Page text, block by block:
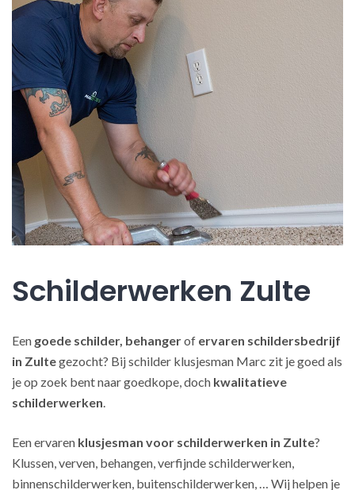
Schilderwerken Zulte
Een goede schilder, behangerof ervaren schildersbedrijf
in Zultegezocht? Bij schilder klusjesman Marc zit je goed als
je op zoek bent naar goedkope, doch kwalitatieve
schilderwerken.
Een ervaren klusjesman voor schilderwerken in Zulte?
Klussen, verven, behangen, verfijnde schilderwerken,
binnenschilderwerken, buitenschilderwerken, … Wij helpen je